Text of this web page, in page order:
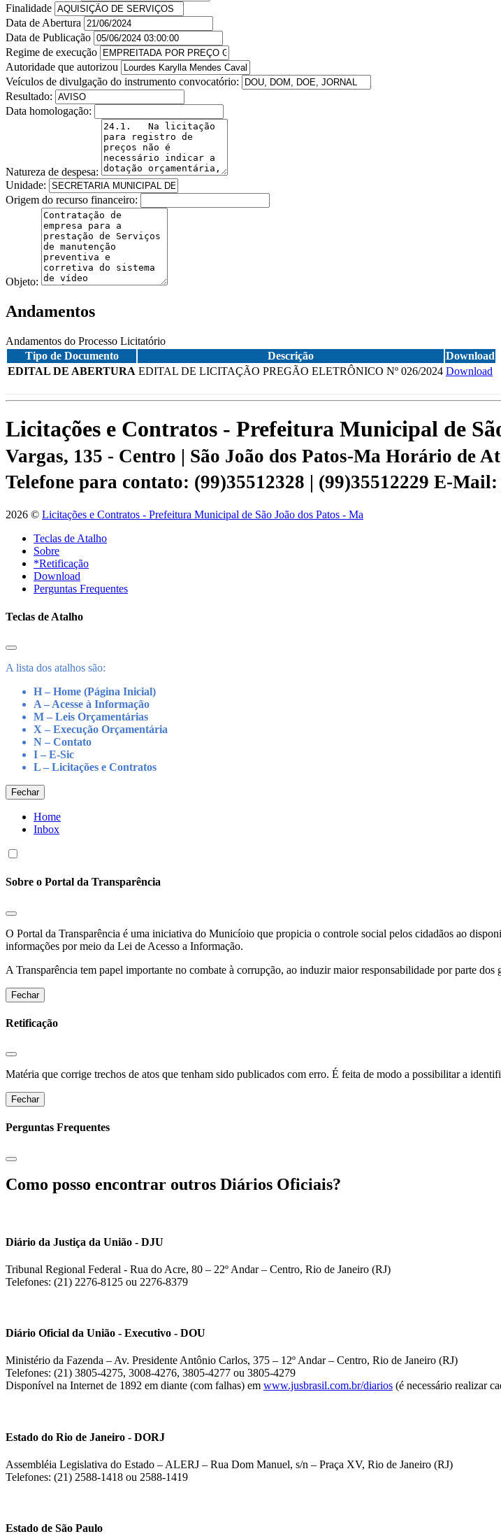
Finalidade
Data de Abertura
Data de Publicação
Regime de execução
Autoridade que autorizou
Veículos de divulgação do instrumento convocatório:
Resultado:
Data homologação:
Natureza de despesa:
Unidade:
Origem do recurso financeiro:
Objeto:
Andamentos
Andamentos do Processo Licitatório
Tipo de Documento
Descrição
Download
EDITAL DE ABERTURA EDITAL DE LICITAÇÃO PREGÃO ELETRÔNICO Nº 026/2024 Download
Licitações e Contratos - Prefeitura Municipal de
Vargas, 135 - Centro | São João dos Patos-Ma Horário de
Telefone para contato: (99)35512328 | (99)35512229 E-Mail:
2026 © Licitações e Contratos - Prefeitura Municipal de São João dos Patos - Ma
Teclas de Atalho
Sobre
*Retificação
Download
Perguntas Frequentes
Teclas de Atalho
A lista dos atalhos são:
H – Home (Página Inicial)
A – Acesse à Informação
M – Leis Orçamentárias
X – Execução Orçamentária
N – Contato
I – E-Sic
L – Licitações e Contratos
Fechar
Home
Inbox
Sobre o Portal da Transparência
O Portal da Transparência é uma iniciativa do Municíoio que propicia o controle social pelos cidadãos ao
informações por meio da Lei de Acesso a Informação.
A Transparência tem papel importante no combate à corrupção, ao induzir maior responsabilidade por parte
Fechar
Retificação
Matéria que corrige trechos de atos que tenham sido publicados com erro. É feita de modo a possibilitar a
Fechar
Perguntas Frequentes
Como posso encontrar outros Diários Oficiais?
Diário da Justiça da União - DJU
Tribunal Regional Federal - Rua do Acre, 80 – 22º Andar – Centro, Rio de Janeiro (RJ)
Telefones: (21) 2276-8125 ou 2276-8379
Diário Oficial da União - Executivo - DOU
Ministério da Fazenda – Av. Presidente Antônio Carlos, 375 – 12º Andar – Centro, Rio de Janeiro (RJ)
Telefones: (21) 3805-4275, 3008-4276, 3805-4277 ou 3805-4279
Disponível na Internet de 1892 em diante (com falhas) em www.jusbrasil.com.br/diarios (é necessário realizar
Estado do Rio de Janeiro - DORJ
Assembléia Legislativa do Estado – ALERJ – Rua Dom Manuel, s/n – Praça XV, Rio de Janeiro (RJ)
Telefones: (21) 2588-1418 ou 2588-1419
Estado de São Paulo